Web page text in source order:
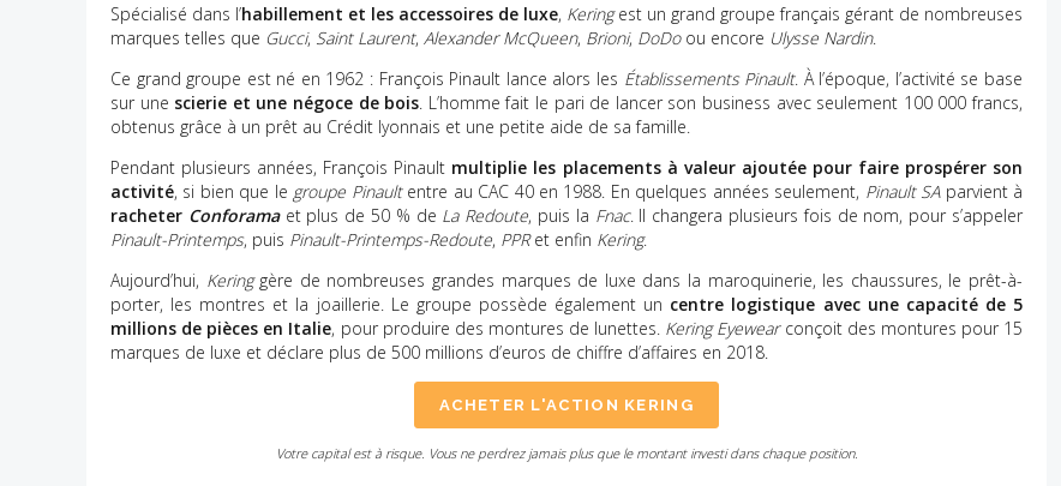
Spécialisé dans l’habillement et les accessoires de luxe, Keringest un grand groupe français gérant de nombreuses
marques telles que Gucci, Saint Laurent, Alexander McQueen, Brioni, DoDoou encore Ulysse Nardin.
Ce grand groupe est né en 1962 : François Pinault lance alors les Établissements Pinault. À l’époque, l’activité se base
sur une scierie et une négoce de bois. L’homme fait le pari de lancer son business avec seulement 100 000 francs,
obtenus grâce à un prêt au Crédit lyonnais et une petite aide de sa famille.
Pendant plusieurs années, François Pinault multiplie les placements à valeur ajoutée pour faire prospérer son
activité, si bien que le groupe Pinaultentre au CAC 40 en 1988. En quelques années seulement, Pinault SAparvient à
racheter Conforama et plus de 50 % de La Redoute, puis la Fnac. Il changera plusieurs fois de nom, pour s’appeler
Pinault-Printemps, puis Pinault-Printemps-Redoute, PPRet enfin Kering.
Aujourd’hui, Kering gère de nombreuses grandes marques de luxe dans la maroquinerie, les chaussures, le prêt-à-
porter, les montres et la joaillerie. Le groupe possède également un centre logistique avec une capacité de 5
millions de pièces en Italie, pour produire des montures de lunettes. Kering Eyewearconçoit des montures pour 15
marques de luxe et déclare plus de 500 millions d’euros de chiffre d’affaires en 2018.
ACHETER L'ACTION KERING
Votre capital est à risque. Vous ne perdrez jamais plus que le montant investi dans chaque position.